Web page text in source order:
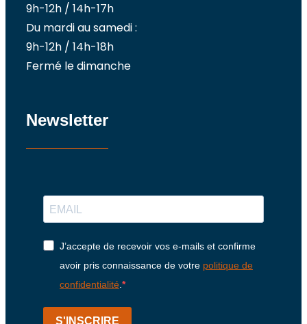
9h-12h / 14h-17h
Du mardi au samedi :
9h-12h / 14h-18h
Fermé le dimanche
Newsletter
J’accepte de recevoir vos e-mails et confirme
avoir pris connaissance de votre politique de
confidentialité.
S'INSCRIRE